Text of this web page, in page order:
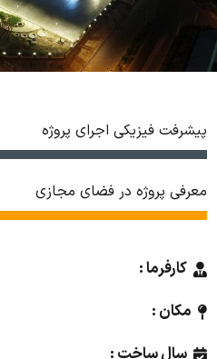
پیشرفت فیزیکی اجرای پروژه
معرفی پروژه در فضای مجازی
کارفرما :
مکان :